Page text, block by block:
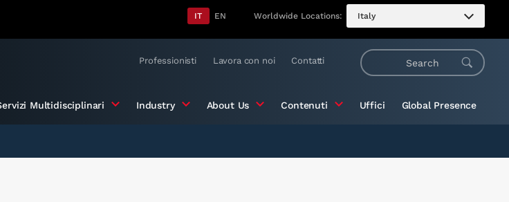
IT EN Worldwide Locations: Italy
Professionisti Lavora con noi Contatti
Multidisciplinari Industry About Us Contenuti Uffici Global Presence